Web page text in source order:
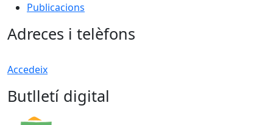
Publicacions
Adreces i telèfons
Accedeix
Butlletí digital